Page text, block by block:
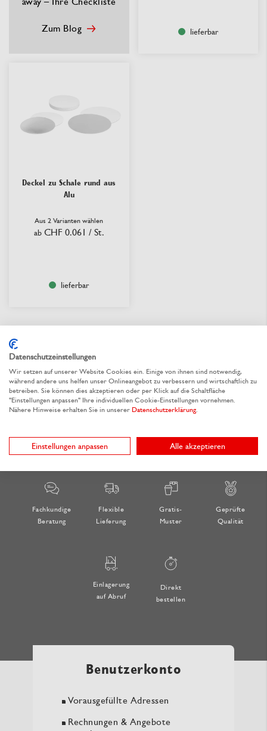
Zum Blog lieferbar
Deckel zu Schale rund aus
Alu
Aus 2 Varianten wählen
ab CHF 0.061 / St.
lieferbar
Ihre Vorteile bei Rausch
Fachkundige
Beratung
Flexible
Lieferung
Gratis-
Muster
Geprüfte
Qualität
Einlagerung
auf Abruf
Direkt
bestellen
Benutzerkonto
Vorausgefüllte Adressen
Rechnungen & Angebote
Datenschutzeinstellungen
Wir setzen auf unserer Website Cookies ein. Einige von ihnen sind notwendig,
während andere uns helfen unser Onlineangebot zu verbessern und wirtschaftlich zu
betreiben. Sie können dies akzeptieren oder per Klick auf die Schaltfläche
"Einstellungen anpassen" Ihre individuellen Cookie-Einstellungen vornehmen.
Nähere Hinweise erhalten Sie in unserer Datenschutzerklärung.
Einstellungen anpassen Alle akzeptieren